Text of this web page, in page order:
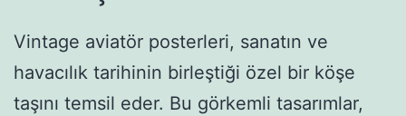
Vintage aviatör posterleri, sanatın ve
havacılık tarihinin birleştiği özel bir köşe
taşını temsil eder. Bu görkemli tasarımlar,